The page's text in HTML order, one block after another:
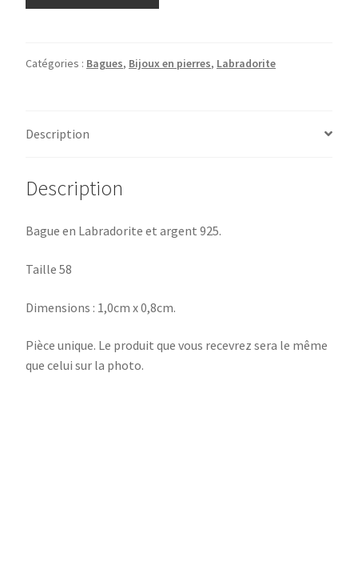
T.58
Catégories : Bagues, Bijoux en pierres, Labradorite
Description
Description
Bague en Labradorite et argent 925.
Taille 58
Dimensions : 1,0cm x 0,8cm.
Pièce unique. Le produit que vous recevrez sera le même
que celui sur la photo.